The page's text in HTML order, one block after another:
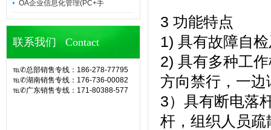
OA企业信息化管理(PC+手
联系我们 Contact
℡✆总部销售专线：186-278-77795
℡✆湖南销售专线：176-736-00082
℡✆广东销售专线：171-80388-577
3 功能特点
1) 具有故障自
2) 具有多种工
方向禁行，一
3）具有断电落
杆，组织人员疏